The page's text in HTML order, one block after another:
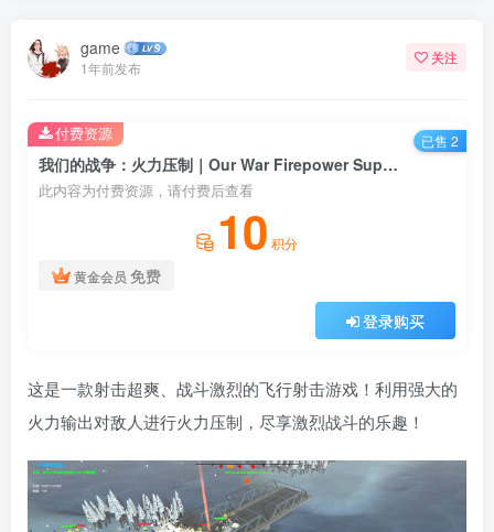
game
1年前发布
关注
我们的战争：火力压制｜Our War Firepower Suppression｜官方中文｜11.9G｜免安装
此内容为付费资源，请付费后查看
10 积分
黄金会员 免费
登录购买
付费资源 已售 2
这是一款射击超爽、战斗激烈的飞行射击游戏！利用强大的
火力输出对敌人进行火力压制，尽享激烈战斗的乐趣！